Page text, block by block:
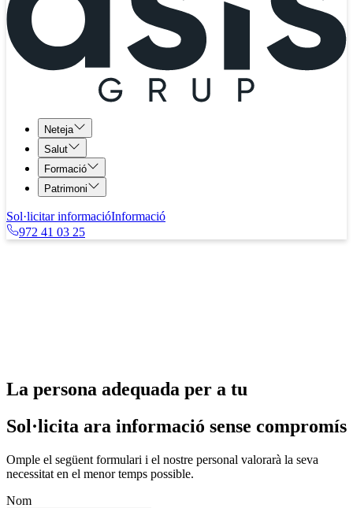
Neteja
Salut
Formació
Patrimoni
Sol·licitar informacióInformació
972 41 03 25
La persona adequada per a tu
Sol·licita ara informació sense compromís
Omple el següent formulari i el nostre personal valorarà la seva
necessitat en el menor temps possible.
Nom